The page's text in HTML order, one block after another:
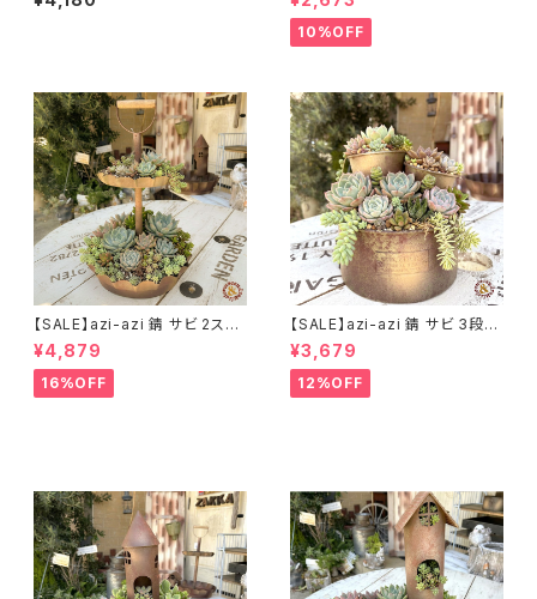
10%OFF
【SALE】azi-azi 錆 サビ 2ステ
ップ プランター
¥4,879
16%OFF
【SALE】azi-azi 錆 サビ 3段シ
ャビー プランター
¥3,679
12%OFF